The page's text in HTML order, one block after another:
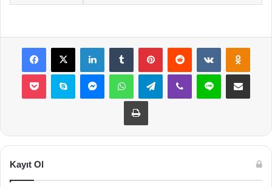
Facebook
X LinkedInTumblr PinterestReddit VKontakte
Pocket Skype MessengerWhatsAppTelegramViber Line E-Posta ile
Yazdır
Kayıt Ol